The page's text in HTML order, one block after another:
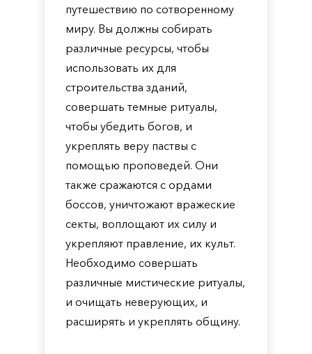
путешествию по сотворенному
миру. Вы должны собирать
различные ресурсы, чтобы
использовать их для
строительства зданий,
совершать темные ритуалы,
чтобы убедить богов, и
укреплять веру паствы с
помощью проповедей. Они
также сражаются с ордами
боссов, уничтожают вражеские
секты, воплощают их силу и
укрепляют правление, их культ.
Необходимо совершать
различные мистические ритуалы,
и очищать неверующих, и
расширять и укреплять общину.